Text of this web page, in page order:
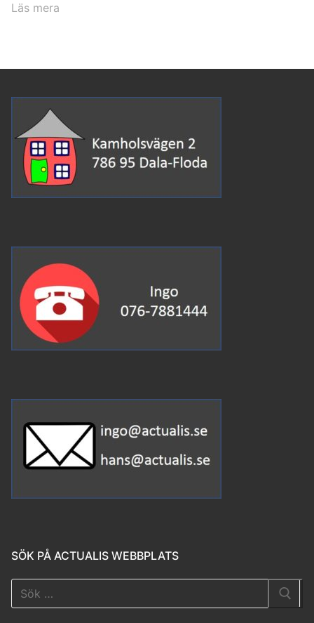
Läs mera
SÖK PÅ ACTUALIS WEBBPLATS